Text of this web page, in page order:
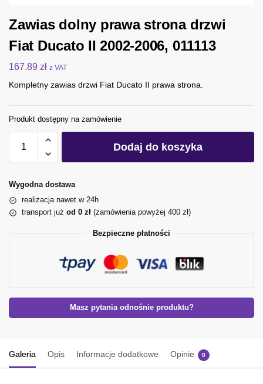
Zawias dolny prawa strona drzwi
Fiat Ducato II 2002-2006, 011113
167.89 zł z VAT
Kompletny zawias drzwi Fiat Ducato II prawa strona.
Produkt dostępny na zamówienie
Dodaj do koszyka
Wygodna dostawa
realizacja nawet w 24h
transport już od 0 zł (zamówienia powyżej 400 zł)
Bezpieczne płatności
Masz pytania odnośnie produktu?
Galeria Opis Informacje dodatkowe Opinie 0